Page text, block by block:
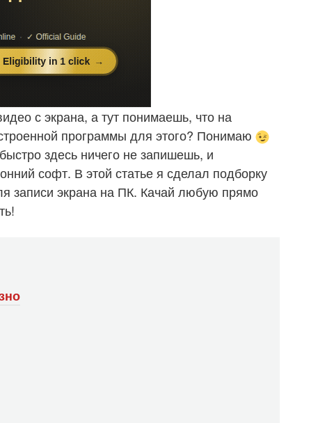
с экрана, а тут понимаешь, что на
программы для этого? Понимаю
здесь ничего не запишешь, и
софт. В этой статье я сделал подборку
записи экрана на ПК. Качай любую прямо